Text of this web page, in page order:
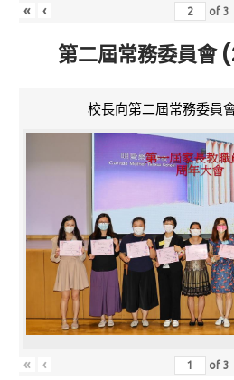
« ‹ of3
第二屆常務委員會
校長向第二屆常務委員
« ‹ of3